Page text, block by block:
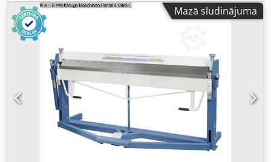
Masz firmas liekšanas galds ZGR2000/0,8 uz riteņiem
pieejams uz vietas izmēģināšanai un tūlīt līdzi ņemšanai.
Uz vietas tiek sniegta profesionāla tehniskā apmācība.
Tehniskie dati: - Darba platums: 2140 mm - Lokšņu
biezums (tērauds): līdz 0,8 mm - Krāsainie metāli: par 30%
lielāks lokšņu biezums - Liekšanas leņķis līdz 145° -
Liekšanas sija: 15 mm - Atvērumi: 80 mm - Grādu skala -
Stopers iepriekš iestatītiem liekšanas leņķiem - Plaukti
loksnēm - Priekšējais dziļuma stopers - Svars apmēram 175
kg Citi izmēri (1000, 1440, 2140, 2640, 3140, 3640, 4140
mm) pēc pieprasījuma. Piederumi – rullīšu šķēres (līdz 0,8
mm) 350 EUR Piegāde Vācijas robežās 180 EUR Visas cenas
norādītas bez PVN 19%. Pašizvešana CE sertifikāts
Mazā sludinājuma